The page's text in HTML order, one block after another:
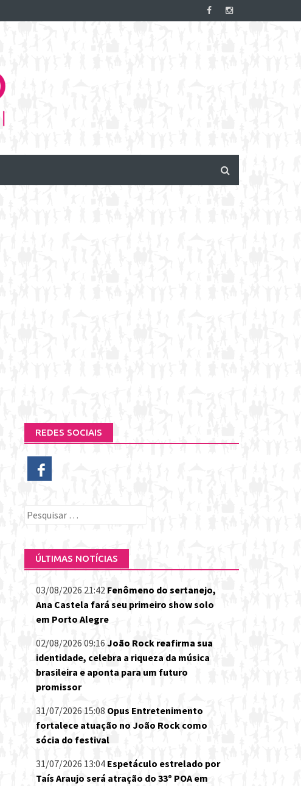
REDES SOCIAIS
Pesquisar
ÚLTIMAS NOTÍCIAS
03/08/2026 21:42 Fenômeno do sertanejo,
Ana Castela fará seu primeiro show solo
em Porto Alegre
02/08/2026 09:16 João Rock reafirma sua
identidade, celebra a riqueza da música
brasileira e aponta para um futuro
promissor
31/07/2026 15:08 Opus Entretenimento
fortalece atuação no João Rock como
sócia do festival
31/07/2026 13:04 Espetáculo estrelado por
Taís Araujo será atração do 33º POA em